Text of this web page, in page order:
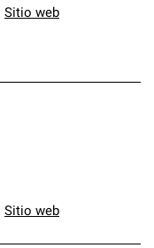
Sitio web
Sitio web